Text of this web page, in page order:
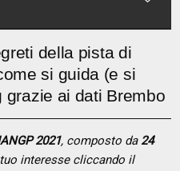
della pista di
si guida (e si
grazie ai dati Brembo
2021, composto da 24
interesse cliccando il